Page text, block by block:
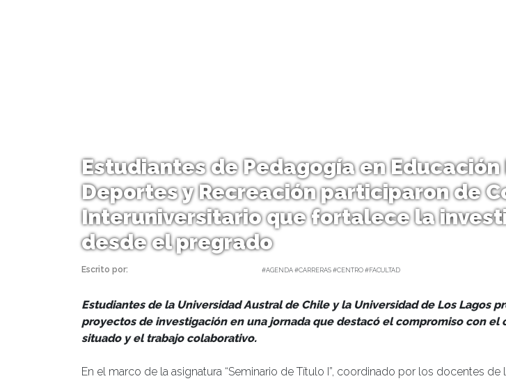
Estudiantes de Pedagogía en Educación
Deportes y Recreación participaron de
Interuniversitario que fortalece la
desde el pregrado
Escrito por: #AGENDA #CARRERAS #CENTRO #FACULTAD
Estudiantes de la Universidad Austral de Chile y la Universidad de Los Lagos
proyectos de investigación en una jornada que destacó el compromiso con el
situado y el trabajo colaborativo.
En el marco de la asignatura “Seminario de Título I”, coordinado por los docentes de